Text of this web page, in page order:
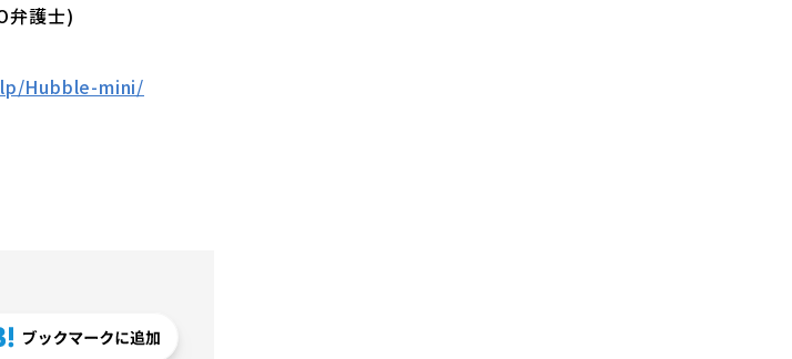
弁護士)
Hubble-mini/